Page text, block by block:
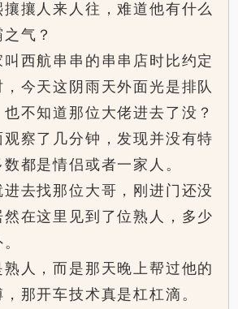
攘人来人往，难道他有什么
气？
航串串的串串店时比约定
今天这阴雨天外面光是排队
不知道那位大佬进去了没？
了几分钟，发现并没有特
都是情侣或者一家人。
找那位大哥，刚进门还没
在这里见到了位熟人，多少
，而是那天晚上帮过他的
那开车技术真是杠杠滴。